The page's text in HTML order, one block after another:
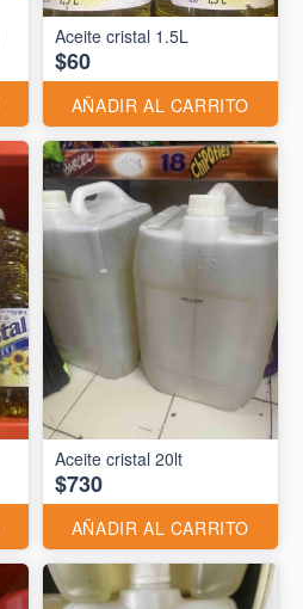
Aceite cristal 1.5L
$60
AÑADIR AL CARRITO
Aceite cristal 20lt
$730
AÑADIR AL CARRITO